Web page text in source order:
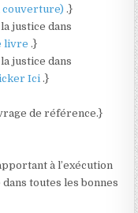
couverture).}
justice dans
livre.}
justice dans
Ici.}
de référence.}
à l’exécution
toutes les bonnes